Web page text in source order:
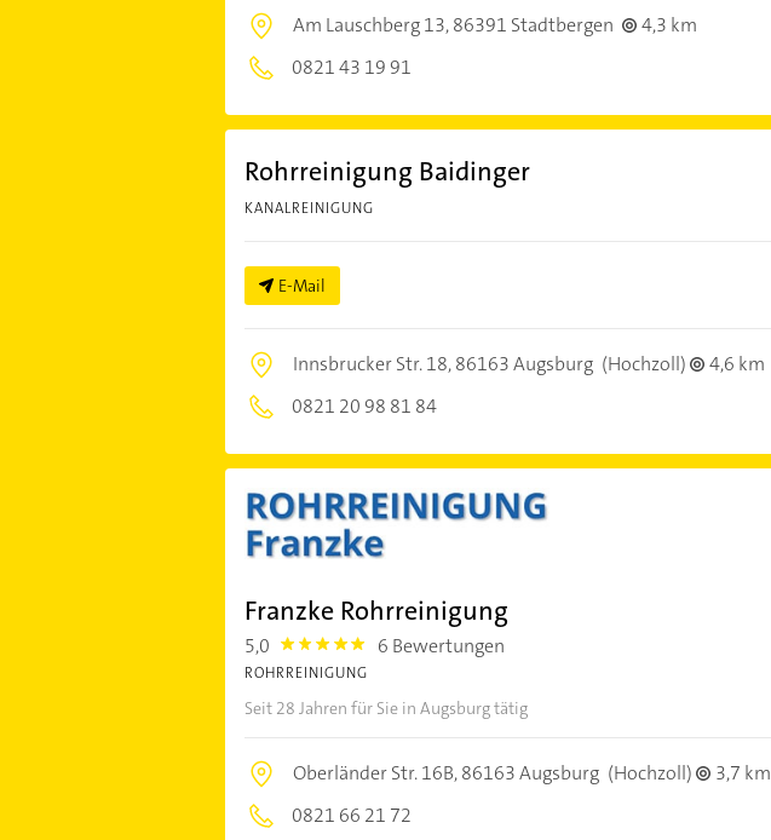
Am Lauschberg 13,86391 Stadtbergen
4,3 km
0821 43 19 91
Rohrreinigung Baidinger
KANALREINIGUNG
E-Mail
Innsbrucker Str. 18,86163 Augsburg (Hochzoll)
4,6 km
0821 20 98 81 84
Franzke Rohrreinigung
5,0 5.0 6 Bewertungen
ROHRREINIGUNG
Seit 28 Jahren für Sie in Augsburg tätig
Oberländer Str. 16B,86163 Augsburg (Hochzoll)
3,7 km
0821 66 21 72